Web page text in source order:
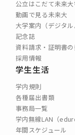
公立はこだて未来
動画で見る未来大
大学案内（デジタル
記念誌
資料請求・証明書
採用情報
学生生活
学内規則
各種届出書類
事務局一覧
学内無線LAN（
年間スケジュール